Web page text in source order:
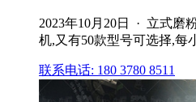
2023年10月20日 · 立式磨
机,又有50款型号可选择,每
联系电话: 180 3780 8511